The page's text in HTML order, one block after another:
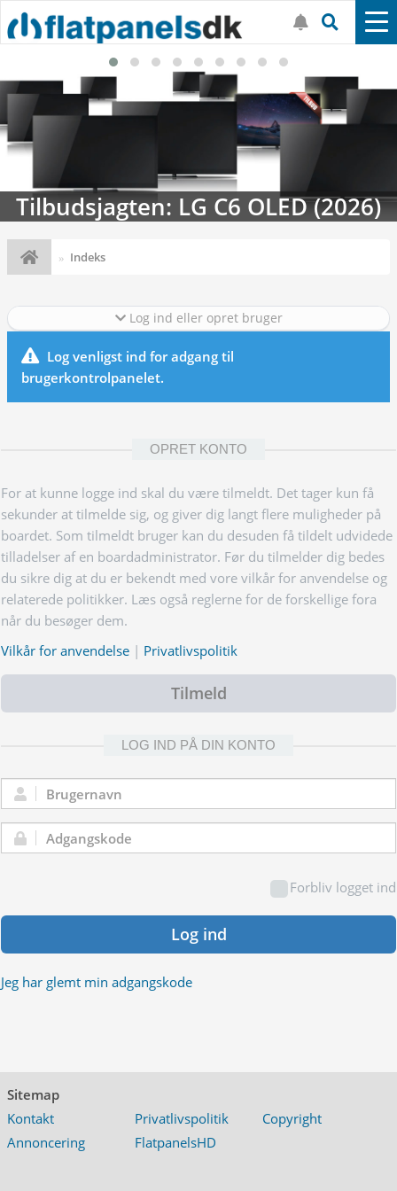
Tilbudsjagten: LG C6 OLED (2026)
Indeks
Log ind eller opret bruger
Log venligst ind for adgang til
brugerkontrolpanelet.
OPRET KONTO
For at kunne logge ind skal du være tilmeldt. Det tager kun få
sekunder at tilmelde sig, og giver dig langt flere muligheder på
boardet. Som tilmeldt bruger kan du desuden få tildelt udvidede
tilladelser af en boardadministrator. Før du tilmelder dig bedes
du sikre dig at du er bekendt med vore vilkår for anvendelse og
relaterede politikker. Læs også reglerne for de forskellige fora
når du besøger dem.
Vilkår for anvendelse | Privatlivspolitik
Tilmeld
LOG IND PÅ DIN KONTO
Brugernavn:
Adgangskode:
Forbliv logget ind
Log ind
Jeg har glemt min adgangskode
Sitemap
Kontakt
Privatlivspolitik
Copyright
Annoncering
FlatpanelsHD